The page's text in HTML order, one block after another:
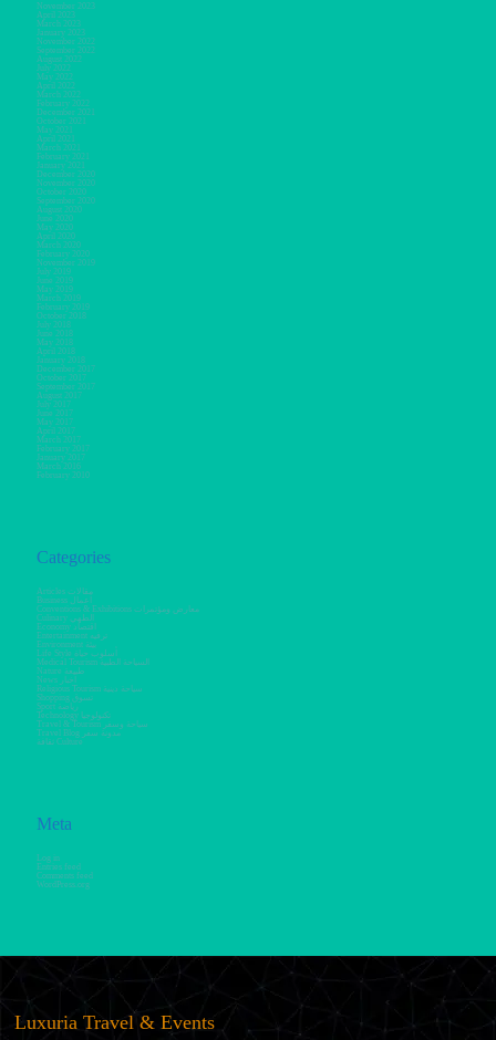
November 2023
April 2023
March 2023
January 2023
November 2022
September 2022
August 2022
July 2022
May 2022
April 2022
March 2022
February 2022
December 2021
October 2021
May 2021
April 2021
March 2021
February 2021
January 2021
December 2020
November 2020
October 2020
September 2020
August 2020
June 2020
May 2020
April 2020
March 2020
February 2020
November 2019
July 2019
June 2019
May 2019
March 2019
February 2019
October 2018
July 2018
June 2018
May 2018
April 2018
January 2018
December 2017
October 2017
September 2017
August 2017
July 2017
June 2017
May 2017
April 2017
March 2017
February 2017
January 2017
March 2016
February 2010
Categories
Articles مقالات
Business أعمال
Conventions & Exhibitions معارض ومؤتمرات
Culinary الطهي
Economy اقتصاد
Entertainment ترفيه
Environment بيئة
Life Style أسلوب حياة
Medical Tourism السياحة الطبية
Nature طبيعة
News أخبار
Religious Tourism سياحة دينية
Shopping تسوق
Sport رياضة
Technology تكنولوجيا
Travel & Tourism سياحة وسفر
Travel Blog مدونة سفر
ثقافة Culture
Meta
Log in
Entries feed
Comments feed
WordPress.org
Luxuria Travel & Events